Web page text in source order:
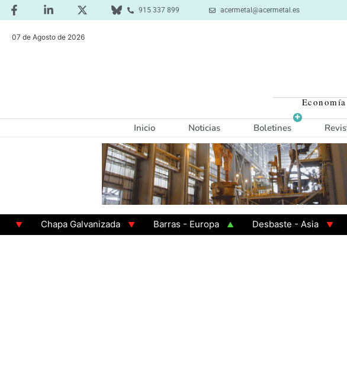
915 337 899 acermetal@acermetal.es
07 de Agosto de 2026
Inicio Noticias Boletines
Chapa Galvanizada Barras - Europa Desbaste - Asia